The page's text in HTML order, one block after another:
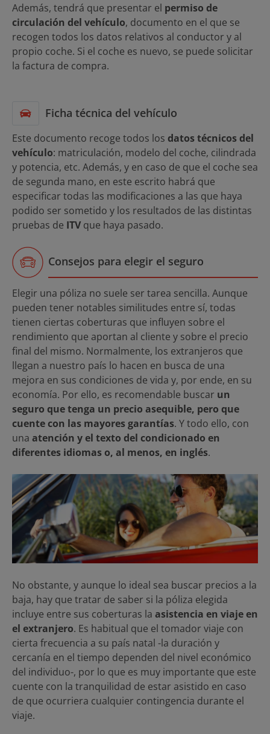
Además, tendrá que presentar el permiso de
circulación del vehículo, documento en el que se
recogen todos los datos relativos al conductor y al
propio coche. Si el coche es nuevo, se puede solicitar
la factura de compra.
Ficha técnica del vehículo
Este documento recoge todos los datos técnicos del
vehículo: matriculación, modelo del coche, cilindrada
y potencia, etc. Además, y en caso de que el coche sea
de segunda mano, en este escrito habrá que
especificar todas las modificaciones a las que haya
podido ser sometido y los resultados de las distintas
pruebas de ITV que haya pasado.
Consejos para elegir el seguro
Elegir una póliza no suele ser tarea sencilla. Aunque
pueden tener notables similitudes entre sí, todas
tienen ciertas coberturas que influyen sobre el
rendimiento que aportan al cliente y sobre el precio
final del mismo. Normalmente, los extranjeros que
llegan a nuestro país lo hacen en busca de una
mejora en sus condiciones de vida y, por ende, en su
economía. Por ello, es recomendable buscar un
seguro que tenga un precio asequible, pero que
cuente con las mayores garantías. Y todo ello, con
una atención y el texto del condicionado en
diferentes idiomas o, al menos, en inglés.
No obstante, y aunque lo ideal sea buscar precios a la
baja, hay que tratar de saber si la póliza elegida
incluye entre sus coberturas la asistencia en viaje en
el extranjero. Es habitual que el tomador viaje con
cierta frecuencia a su país natal -la duración y
cercanía en el tiempo dependen del nivel económico
del individuo-, por lo que es muy importante que este
cuente con la tranquilidad de estar asistido en caso
de que ocurriera cualquier contingencia durante el
viaje.